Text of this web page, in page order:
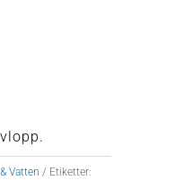
Vatten
Etiketter: